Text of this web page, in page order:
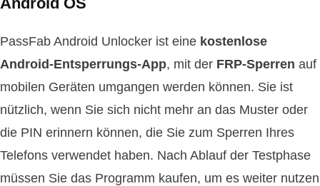
PassFab Android Unlocker ist eine kostenlose
Android-Entsperrungs-App, mit der FRP-Sperren auf
mobilen Geräten umgangen werden können. Sie ist
nützlich, wenn Sie sich nicht mehr an das Muster oder
die PIN erinnern können, die Sie zum Sperren Ihres
Telefons verwendet haben. Nach Ablauf der Testphase
müssen Sie das Programm kaufen, um es weiter nutzen